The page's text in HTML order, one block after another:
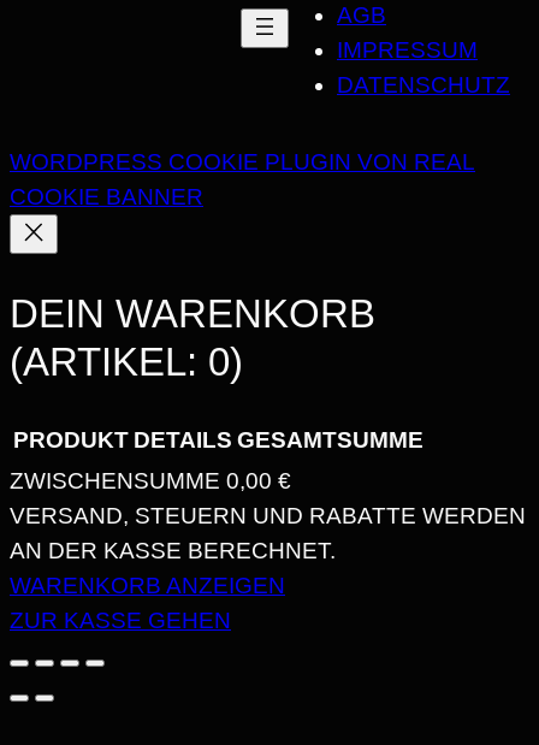
AGB
IMPRESSUM
DATENSCHUTZ
WORDPRESS COOKIE PLUGIN VON REAL
COOKIE BANNER
DEIN WARENKORB
(ARTIKEL: 0)
PRODUKTE
IM
WARENKORB
PRODUKT DETAILS GESAMTSUMME
ZWISCHENSUMME 0,00 €
VERSAND, STEUERN UND RABATTE WERDEN
AN DER KASSE BERECHNET.
WARENKORB ANZEIGEN
ZUR KASSE GEHEN